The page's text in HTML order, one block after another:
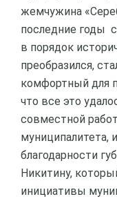
жемчужина
последние годы
в порядок
преобразился,
комфортный для
что все это
совместной
муниципалитета,
благодарности
Никитину,
инициативы